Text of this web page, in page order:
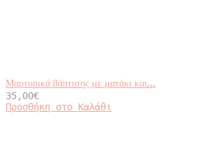
Μαρτυρικά βάπτισης με ματάκι και...
35,00€
Προσθήκη στο Καλάθι